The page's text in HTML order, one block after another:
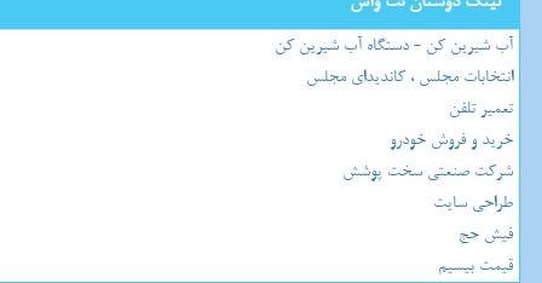
آب شیرین کن - دستگاه آب شیرین کن
انتخابات مجلس ، کاندیدای مجلس
تعمیر تلفن
خرید و فروش خودرو
شرکت صنعتی سخت پوشش
طراحی سایت
فیش حج
قیمت بیسیم